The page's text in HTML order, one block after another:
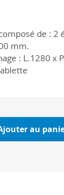
de :
mm.
: L.1280 x
au